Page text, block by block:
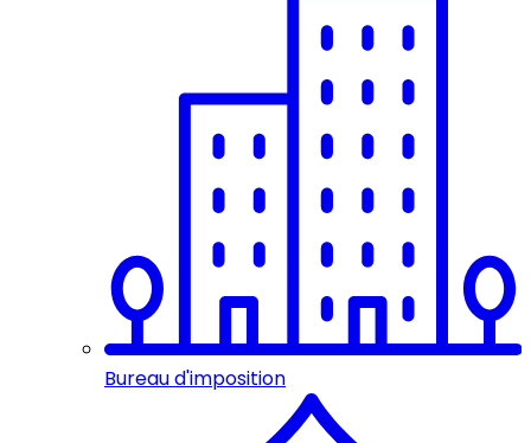
Bureau d'imposition